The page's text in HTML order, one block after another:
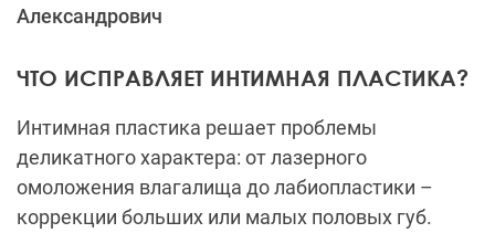
Александрович
ЧТО ИСПРАВЛЯЕТ ИНТИМНАЯ ПЛАСТИКА?
Интимная пластика решает проблемы
деликатного характера: от лазерного
омоложения влагалища до лабиопластики –
коррекции больших или малых половых губ.